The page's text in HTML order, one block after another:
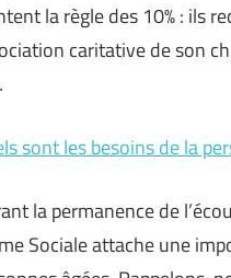
la règle des 10% : ils
caritative de son
sont les besoins de la
la permanence de
Sociale attache une